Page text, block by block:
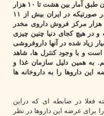
باشد تا این حد افزایش یابد. هم اکنون طبق آمار بین هشت تا ۱۰ هزار
مرکز MMT در کشور وجود دارد. در صورتیکه در ایران بیش از ۱۱
هزار داروخانه داریم، اما نزدیک ۱۰ هزار مرکز فروش داروی مخدر
در هیچ کجای دنیا چنین چیزی
زیاد شده در آنها داروفروشی
است و با وجود کنترل ها، شاهد
به همین دلیل سازمان غذا و
داروها را به داروخانه ها
فعلا در ضابطه ای که دراین
زمینه نوشته شده، هم مراکز MMT را برای عرضه این داروها در نظر